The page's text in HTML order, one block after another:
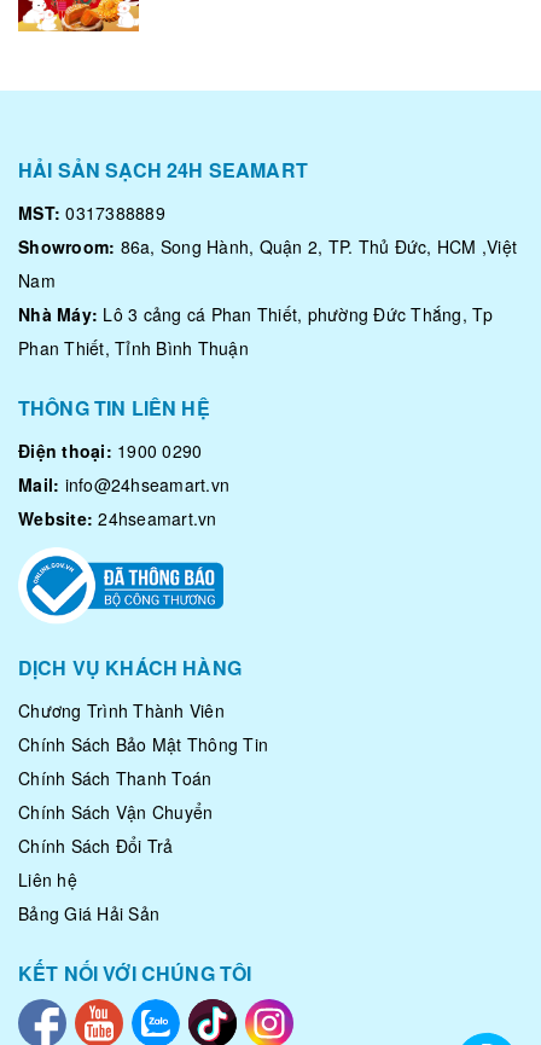
HẢI SẢN SẠCH 24H SEAMART
MST: 0317388889
Showroom: 86a, Song Hành, Quận 2, TP. Thủ Đức, HCM ,Việt
Nam
Nhà Máy: Lô 3 cảng cá Phan Thiết, phường Đức Thắng, Tp
Phan Thiết, Tỉnh Bình Thuận
THÔNG TIN LIÊN HỆ
Điện thoại: 1900 0290
Mail: info@24hseamart.vn
Website: 24hseamart.vn
DỊCH VỤ KHÁCH HÀNG
Chương Trình Thành Viên
Chính Sách Bảo Mật Thông Tin
Chính Sách Thanh Toán
Chính Sách Vận Chuyển
Chính Sách Đổi Trả
Liên hệ
Bảng Giá Hải Sản
KẾT NỐI VỚI CHÚNG TÔI